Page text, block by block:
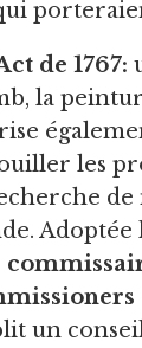
de 1767:
la
les
de
Adoptée
un